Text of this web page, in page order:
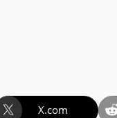
X.com